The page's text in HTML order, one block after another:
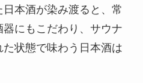
本酒が染み渡ると、常
にもこだわり、サウナ
状態で味わう日本酒は